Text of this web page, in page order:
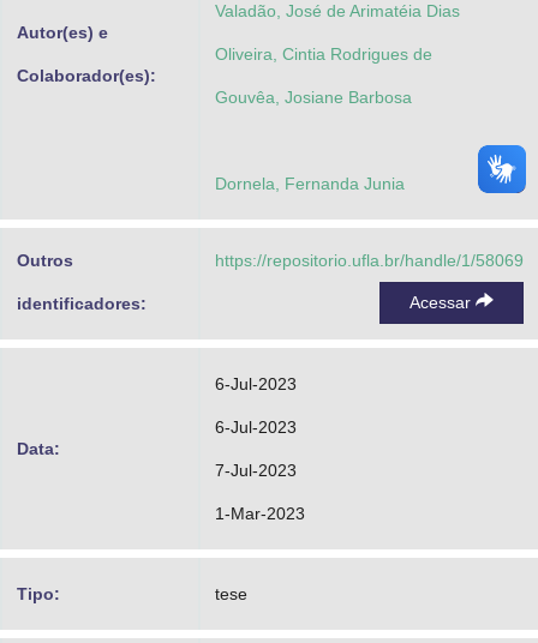
Autor(es) e
Colaborador(es):
Valadão, José de Arimatéia Dias
Oliveira, Cintia Rodrigues de
Gouvêa, Josiane Barbosa
Dornela, Fernanda Junia
Outros
identificadores:
https://repositorio.ufla.br/handle/1/58069
Acessar
Data:
6-Jul-2023
6-Jul-2023
7-Jul-2023
1-Mar-2023
Tipo: tese